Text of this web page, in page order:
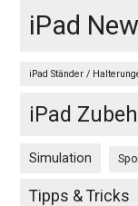
iPad
iPad Ständer /
iPad
Simulation
Tipps & Tricks